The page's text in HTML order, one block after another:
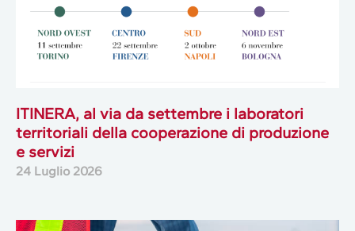
ITINERA, al via da settembre i laboratori
territoriali della cooperazione di produzione
e servizi
24 Luglio 2026